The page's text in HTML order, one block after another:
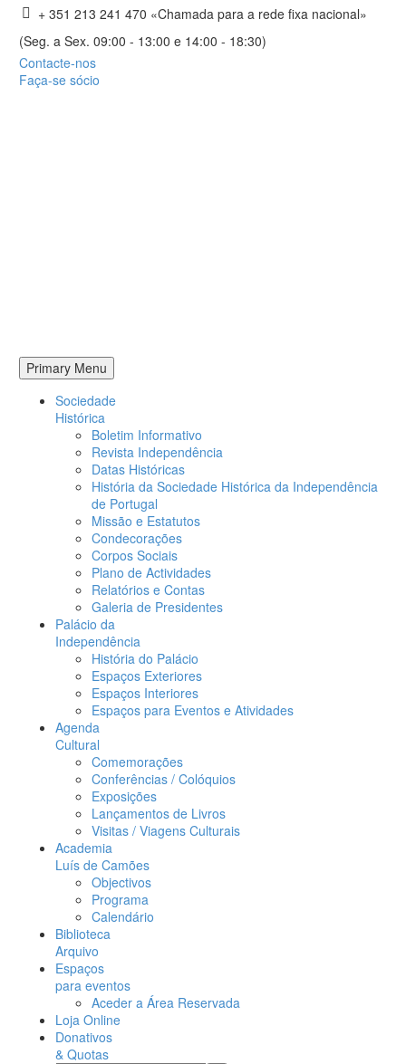
+ 351 213 241 470 «Chamada para a rede fixa nacional»
(Seg. a Sex. 09:00 - 13:00 e 14:00 - 18:30)
Contacte-nos
Faça-se sócio
Primary Menu
Sociedade
Histórica
Boletim Informativo
Revista Independência
Datas Históricas
História da Sociedade Histórica da Independência
de Portugal
Missão e Estatutos
Condecorações
Corpos Sociais
Plano de Actividades
Relatórios e Contas
Galeria de Presidentes
Palácio da
Independência
História do Palácio
Espaços Exteriores
Espaços Interiores
Espaços para Eventos e Atividades
Agenda
Cultural
Comemorações
Conferências / Colóquios
Exposições
Lançamentos de Livros
Visitas / Viagens Culturais
Academia
Luís de Camões
Objectivos
Programa
Calendário
Biblioteca
Arquivo
Espaços
para eventos
Aceder a Área Reservada
Loja Online
Donativos
& Quotas